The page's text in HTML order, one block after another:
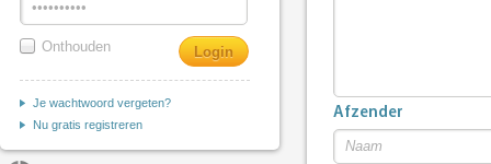
Onthouden
Je wachtwoord vergeten?
Nu gratis registreren
Afzender